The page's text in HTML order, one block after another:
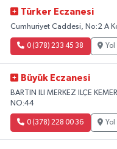
Türker Eczanesi
Cumhuriyet Caddesi, No:2 A
0 (378) 233 45 38 Yol
Büyük Eczanesi
BARTIN ILI MERKEZ ILÇE
NO:44
0 (378) 228 00 36 Yol